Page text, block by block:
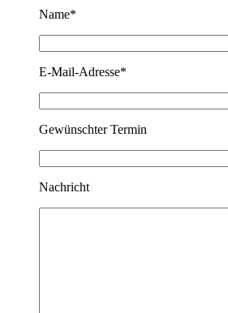
Name*
E-Mail-Adresse*
Gewünschter Termin
Nachricht